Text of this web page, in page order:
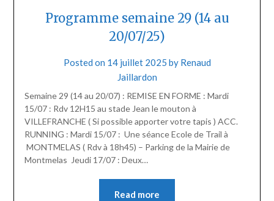
Programme semaine 29 (14 au
20/07/25)
Posted on 14 juillet 2025 by Renaud
Jaillardon
Semaine 29 (14 au 20/07) : REMISE EN FORME : Mardi
15/07 : Rdv 12H15 au stade Jean le mouton à
VILLEFRANCHE ( Si possible apporter votre tapis ) ACC.
RUNNING : Mardi 15/07 : Une séance Ecole de Trail à
MONTMELAS ( Rdv à 18h45) – Parking de la Mairie de
Montmelas Jeudi 17/07 : Deux…
Read more